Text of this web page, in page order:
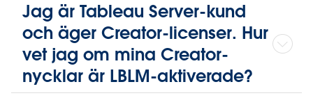
Jag är Tableau Server-kund
och äger Creator-licenser. Hur
vet jag om mina Creator-
nycklar är LBLM-aktiverade?